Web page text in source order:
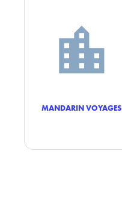
MANDARIN VOYAGES